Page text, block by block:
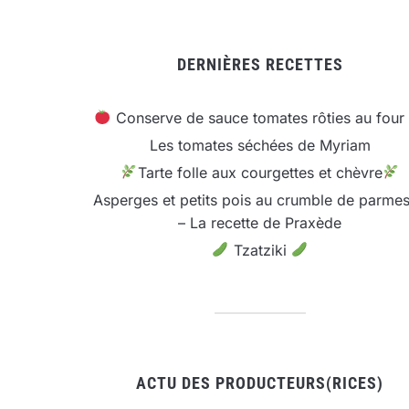
DERNIÈRES RECETTES
Conserve de sauce tomates rôties au four
Les tomates séchées de Myriam
Tarte folle aux courgettes et chèvre
Asperges et petits pois au crumble de
– La recette de Praxède
Tzatziki
ACTU DES PRODUCTEURS(RICES)